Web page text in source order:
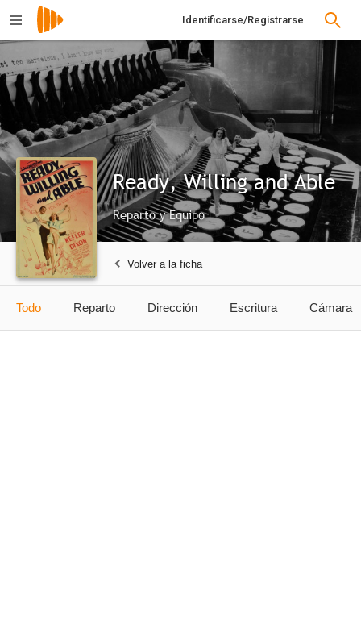
Identificarse/Registrarse
Ready, Willing and Able
Reparto y Equipo
Volver a la ficha
Todo Reparto Dirección Escritura Cámara